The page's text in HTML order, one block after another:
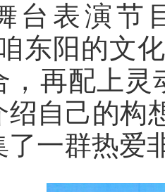
台表演节
东阳的文
，再配上灵
绍自己的构
了一群热爱